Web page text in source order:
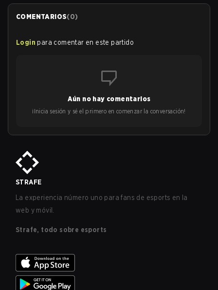
COMENTARIOS(0)
Login para comentar en este partido
Aún no hay comentarios
¡Inicia sesión y sé el primero en comenzar la conversación!
STRAFE
La experiencia número uno para fans de esports en la
web y móvil.
Strafe, todo sobre esports